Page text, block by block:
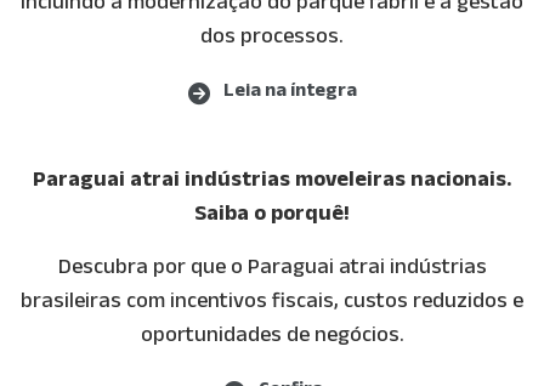
dos processos.
Leia na íntegra
Leia na íntegra
(opens in new tab)
Paraguai atrai indústrias moveleiras nacionais.
Saiba o porquê!
Descubra por que o Paraguai atrai indústrias
brasileiras com incentivos fiscais, custos reduzidos e
oportunidades de negócios.